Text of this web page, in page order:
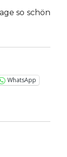
so schön
WhatsApp